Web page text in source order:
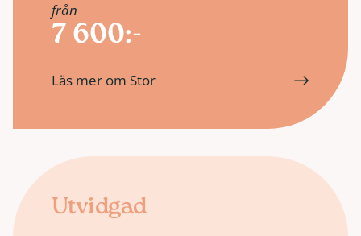
från
7 600:-
Läs mer om Stor
Utvidgad